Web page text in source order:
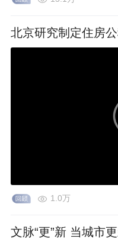
北京研究制定住房
1.0万
文脉“更”新 当城市